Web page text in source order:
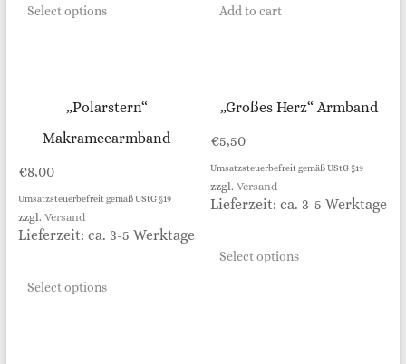
Select options Add to cart
„Polarstern“
Makrameearmband
€8,00
Umsatzsteuerbefreit gemäß UStG §19
zzgl. Versand
Lieferzeit: ca. 3-5 Werktage
Select options
„Großes Herz“ Armband
€5,50
Umsatzsteuerbefreit gemäß UStG §19
zzgl.Versand
Lieferzeit: ca. 3-5 Werktage
Select options